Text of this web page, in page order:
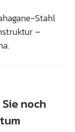
Stahl
–
noch